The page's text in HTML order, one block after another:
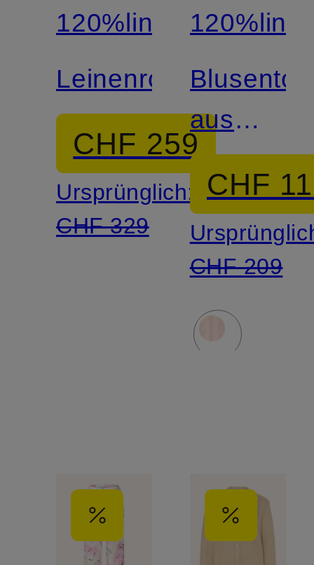
120%lino
Leinenrock
CHF 259
Ursprünglich:
CHF 329
120%lino
Blusentop
aus
Leinen
CHF
CHF 209